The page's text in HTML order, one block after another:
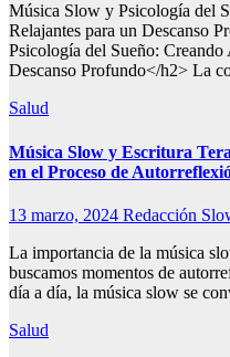
Música Slow y Psicología del
Relajantes para un Descanso
Psicología del Sueño:
Descanso Profundo</h2> La
Salud
Música Slow y Escritura
en el Proceso de
13 marzo, 2024 Redacción
La importancia de la música
buscamos momentos de
día a día, la música slow se
Salud